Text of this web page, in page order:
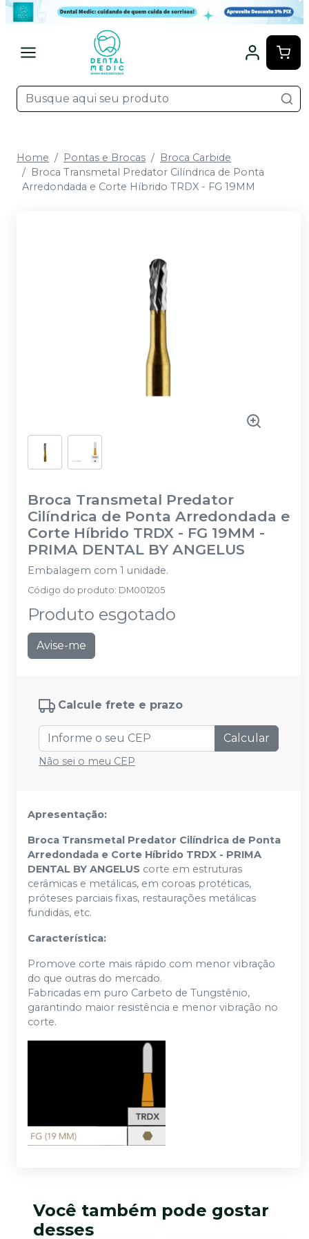
Home Pontas e Brocas
Broca Carbide
Broca Transmetal Predator Cilíndrica de Ponta
Arredondada e Corte Híbrido TRDX - FG 19MM
Broca Transmetal Predator
Cilíndrica de Ponta Arredondada e
Corte Híbrido TRDX - FG 19MM -
PRIMA DENTAL BY ANGELUS
Embalagem com 1 unidade.
Código do produto: DM001205
Produto esgotado
Avise-me
Calcule frete e prazo
Calcular
Não sei o meu CEP
Apresentação:
Broca Transmetal Predator Cilíndrica de Ponta
Arredondada e Corte Híbrido TRDX - PRIMA
DENTAL BY ANGELUS corte em estruturas
cerâmicas e metálicas, em coroas protéticas,
próteses parciais fixas, restaurações metálicas
fundidas, etc.
Característica:
Promove corte mais rápido com menor vibração
do que outras do mercado.
Fabricadas em puro Carbeto de Tungstênio,
garantindo maior resistência e menor vibração no
corte.
Você também pode gostar
desses